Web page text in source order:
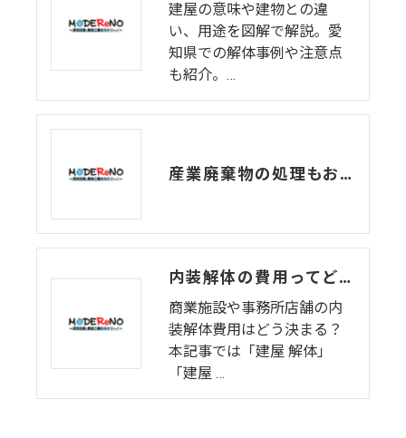
建屋の意味や建物との違
い、用途を図解で解説。愛
知県での解体事例や注意点
も紹介。…
産業廃棄物の処理もお任せ！内装解体と法令対応をセットで安心
内装解体の費用ってどう決まる？単価と作業内容をセットで解説
商業施設や事務所店舗の内
装解体費用はどう決まる？
本記事では「建屋 解体」
「建屋 …